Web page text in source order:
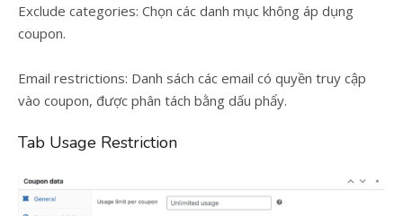
Exclude categories: Chọn các danh mục không áp dụng
coupon.
Email restrictions: Danh sách các email có quyền truy cập
vào coupon, được phân tách bằng dấu phẩy.
Tab Usage Restriction